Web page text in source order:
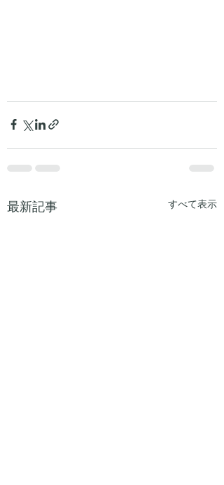
最新記事 すべて表示